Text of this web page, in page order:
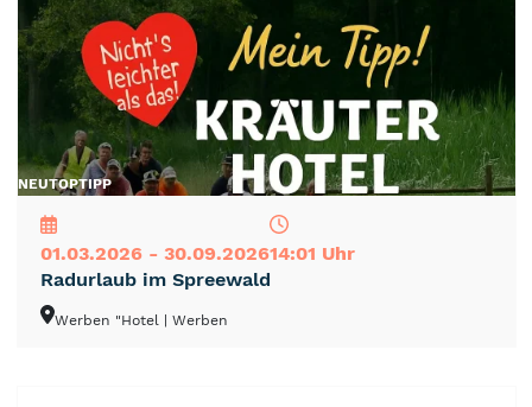
NEUTOPTIPP
01.03.2026 - 30.09.202614:01 Uhr
Radurlaub im Spreewald
Werben "Hotel | Werben